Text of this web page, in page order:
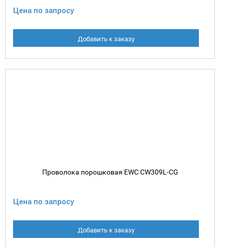
Цена по запросу
Добавить к заказу
Проволока порошковая EWC CW309L-CG
Цена по запросу
Добавить к заказу